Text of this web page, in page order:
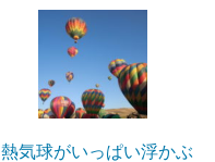
熱気球がいっぱい浮かぶ